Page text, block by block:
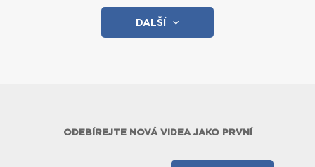
DALŠÍ
ODEBÍREJTE NOVÁ VIDEA JAKO PRVNÍ